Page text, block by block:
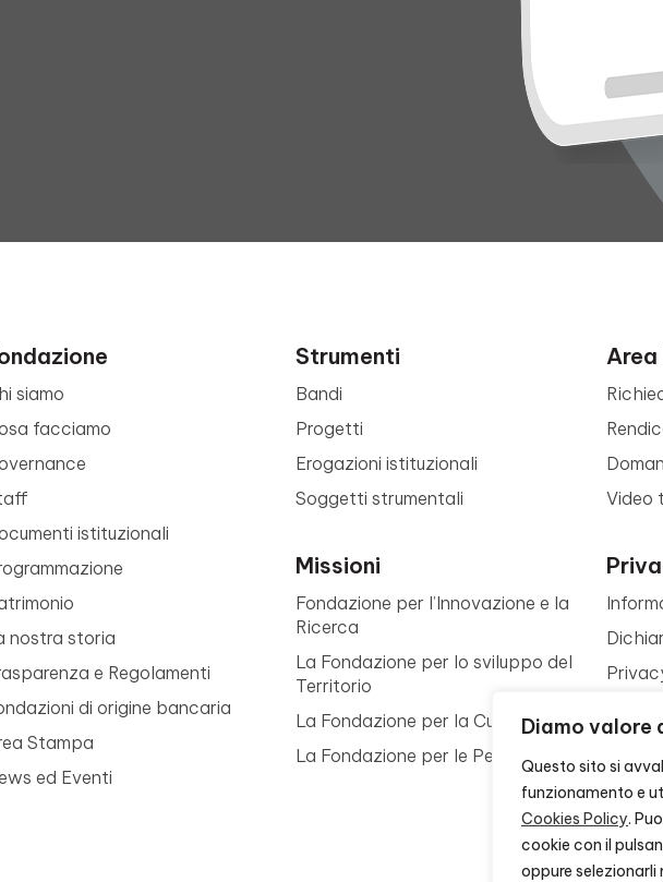
Diamo valore
Questo sito si
funzionamento e
Cookies Policy.
cookie con il
oppure
siamo
facciamo
istituzionali
nostra storia
e Regolamenti
di origine bancaria
Stampa
ed Eventi
Strumenti
Bandi
Progetti
Erogazioni istituzionali
Soggetti strumentali
Missioni
Fondazione per l’Innovazione e la
Ricerca
La Fondazione per lo sviluppo del
Territorio
La Fondazione per la Cultura
La Fondazione per le Persone
Video